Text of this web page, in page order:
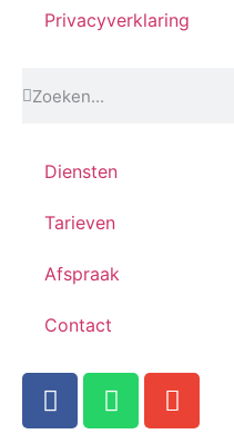
Privacyverklaring
Diensten
Tarieven
Afspraak
Contact